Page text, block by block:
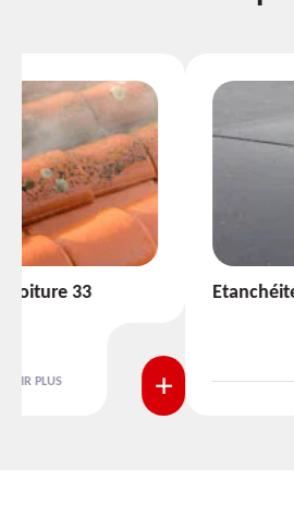
Etanchéité toiture 33